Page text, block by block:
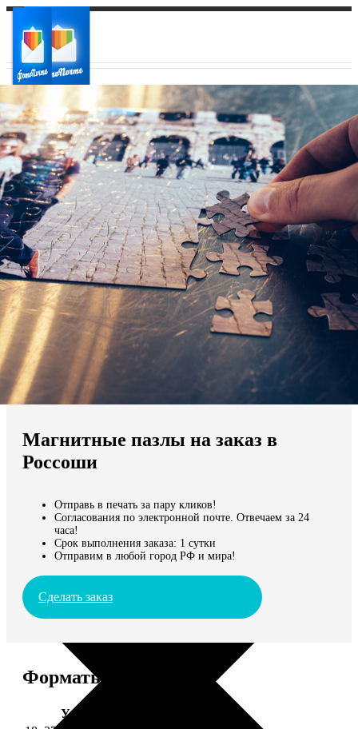
Ваш город:
Ваш регион доставки
Выберите из списка:
Мы доставляем по всему миру
Продолжить без города
Магнитные пазлы на заказ в
Россоши
Отправь в печать за пару кликов!
Согласования по электронной почте. Отвечаем за 24
часа!
Срок выполнения заказа: 1 сутки
Отправим в любой город РФ и мира!
Сделать заказ
Форматы и цены
Услуга